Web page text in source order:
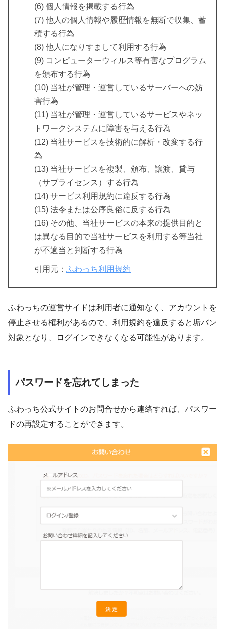
(6) 個人情報を掲載する行為
(7) 他人の個人情報や履歴情報を無断で収集、蓄
積する行為
(8) 他人になりすまして利用する行為
(9) コンピューターウィルス等有害なプログラム
を頒布する行為
(10) 当社が管理・運営しているサーバーへの妨
害行為
(11) 当社が管理・運営しているサービスやネッ
トワークシステムに障害を与える行為
(12) 当社サービスを技術的に解析・改変する行
為
(13) 当社サービスを複製、頒布、譲渡、貸与
（サブライセンス）する行為
(14) サービス利用規約に違反する行為
(15) 法令または公序良俗に反する行為
(16) その他、当社サービスの本来の提供目的と
は異なる目的で当社サービスを利用する等当社
が不適当と判断する行為
引用元： ふわっち利用規約
ふわっちの運営サイドは利用者に通知なく、アカウントを
停止させる権利があるので、利用規約を違反すると垢バン
対象となり、ログインできなくなる可能性があります。
パスワードを忘れてしまった
ふわっち公式サイトのお問合せから連絡すれば、パスワー
ドの再設定することができます。